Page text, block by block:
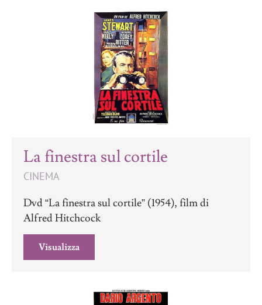
La finestra sul cortile
CINEMA
Dvd “La finestra sul cortile” (1954), film di
Alfred Hitchcock
Visualizza